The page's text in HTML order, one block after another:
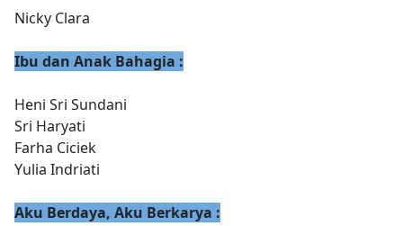
Nicky Clara
Ibu dan Anak Bahagia :
Heni Sri Sundani
Sri Haryati
Farha Ciciek
Yulia Indriati
Aku Berdaya, Aku Berkarya :